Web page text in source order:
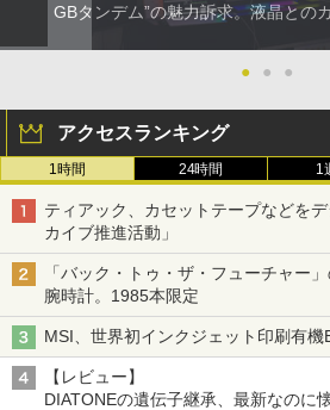
GBタンデム”の魅力訴求。液晶との
● ● ●
アクセスランキング
1時間 24時間 1
ティアック、カセットテープなどを
カイブ推進活動」
「バック・トゥ・ザ・フューチャー
腕時計。1985本限定
MSI、世界初インクジェット印刷有
【レビュー】
DIATONEの遺伝子継承、最新なのに